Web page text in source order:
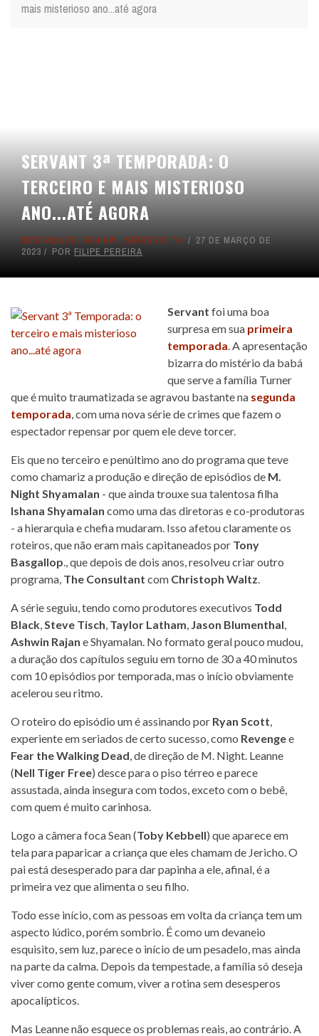
mais misterioso ano...até agora
SERVANT 3ª TEMPORADA: O
TERCEIRO E MAIS MISTERIOSO
ANO...ATÉ AGORA
DESTAQUES, REVIEW , SÉRIES E TV
27 DE MARÇO DE
2023
POR FILIPE PEREIRA
Servant foi uma boa
surpresa em sua primeira
temporada. A apresentação
bizarra do mistério da babá
que serve a família Turner
que é muito traumatizada se agravou bastante na segunda
temporada, com uma nova série de crimes que fazem o
espectador repensar por quem ele deve torcer.
Eis que no terceiro e penúltimo ano do programa que teve
como chamariz a produção e direção de episódios de M.
Night Shyamalan - que ainda trouxe sua talentosa filha
Ishana Shyamalan como uma das diretoras e co-produtoras
- a hierarquia e chefia mudaram. Isso afetou claramente os
roteiros, que não eram mais capitaneados por Tony
Basgallop., que depois de dois anos, resolveu criar outro
programa, The Consultant com Christoph Waltz.
A série seguiu, tendo como produtores executivos Todd
Black,Steve Tisch, Taylor Latham, Jason Blumenthal,
Ashwin Rajan e Shyamalan. No formato geral pouco mudou,
a duração dos capítulos seguiu em torno de 30 a 40 minutos
com 10 episódios por temporada, mas o início obviamente
acelerou seu ritmo.
O roteiro do episódio um é assinando por Ryan Scott,
experiente em seriados de certo sucesso, como Revengee
Fear the Walking Dead, de direção de M. Night. Leanne
(Nell Tiger Free) desce para o piso térreo e parece
assustada, ainda insegura com todos, exceto com o bebê,
com quem é muito carinhosa.
Logo a câmera foca Sean (Toby Kebbell) que aparece em
tela para paparicar a criança que eles chamam de Jericho. O
pai está desesperado para dar papinha a ele, afinal, é a
primeira vez que alimenta o seu filho.
Todo esse início, com as pessoas em volta da criança tem um
aspecto lúdico, porém sombrio. É como um devaneio
esquisito, sem luz, parece o início de um pesadelo, mas ainda
na parte da calma. Depois da tempestade, a família só deseja
viver como gente comum, viver a rotina sem desesperos
apocalípticos.
Mas Leanne não esquece os problemas reais, ao contrário. A